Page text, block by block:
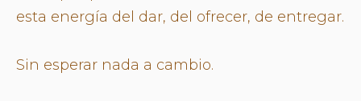
esta energía del dar, del ofrecer, de entregar.
Sin esperar nada a cambio.